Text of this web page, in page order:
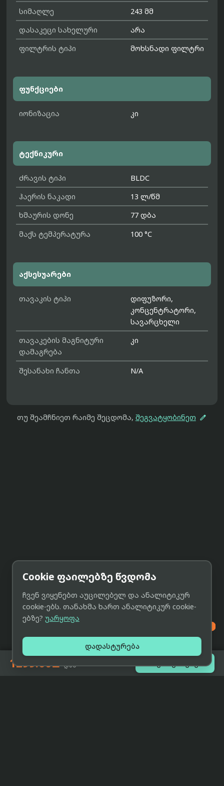
სიმაღლე
243 მმ
დასაკეცი სახელური
არა
ფილტრის ტიპი
მოხსნადი ფილტრი
ფუნქციები
იონიზაცია კი
ტექნიკური
ძრავის ტიპი
BLDC
ჰაერის ნაკადი
13 ლ/წმ
ხმაურის დონე
77 დბა
მაქს ტემპერატურა
100 °C
აქსესუარები
თავაკის ტიპი
დიფუზორი,
კონცენტრატორი,
სავარცხელი
თავაკების მაგნიტური
დამაგრება
კი
შესანახი ჩანთა N/A
თუ შეამჩნიეთ რაიმე შეცდომა, შეგვატყობინეთ 
1299.00₾-დან შეთავაზებები

Cookie ფაილებზე წვდომა
ჩვენ ვიყენებთ აუცილებელ და ანალიტიკურ
cookie-ებს. თანახმა ხართ ანალიტიკურ cookie-
ებზე? უარყოფა
დადასტურება